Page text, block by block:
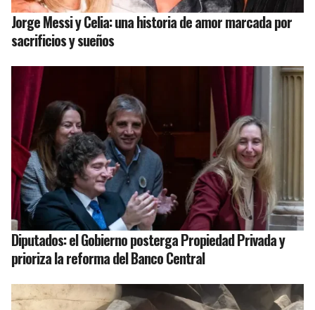
Jorge Messi y Celia: una historia de amor marcada por
sacrificios y sueños
Diputados: el Gobierno posterga Propiedad Privada y
prioriza la reforma del Banco Central